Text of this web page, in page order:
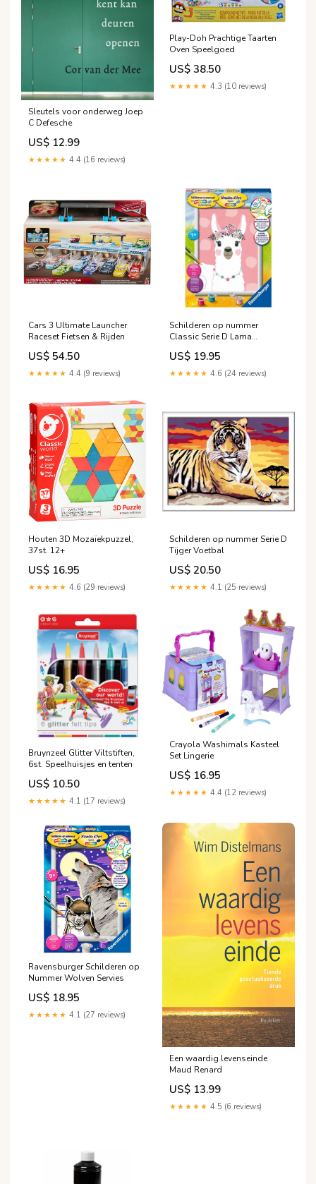
Sleutels voor onderweg Joep
C Defesche
US$ 12.99
★★★★★ 4.4 (16 reviews)
Play-Doh Prachtige Taarten
Oven Speelgoed
US$ 38.50
★★★★★ 4.3 (10 reviews)
Cars 3 Ultimate Launcher
Raceset Fietsen & Rijden
US$ 54.50
★★★★★ 4.4 (9 reviews)
Schilderen op nummer
Classic Serie D Lama
Waterballonnen
US$ 19.95
★★★★★ 4.6 (24 reviews)
Houten 3D Mozaïekpuzzel,
37st. 12+
US$ 16.95
★★★★★ 4.6 (29 reviews)
Schilderen op nummer Serie D
Tijger Voetbal
US$ 20.50
★★★★★ 4.1 (25 reviews)
Bruynzeel Glitter Viltstiften,
6st. Speelhuisjes en tenten
US$ 10.50
★★★★★ 4.1 (17 reviews)
Crayola Washimals Kasteel
Set Lingerie
US$ 16.95
★★★★★ 4.4 (12 reviews)
Ravensburger Schilderen op
Nummer Wolven Servies
US$ 18.95
★★★★★ 4.1 (27 reviews)
Een waardig levenseinde
Maud Renard
US$ 13.99
★★★★★ 4.5 (6 reviews)